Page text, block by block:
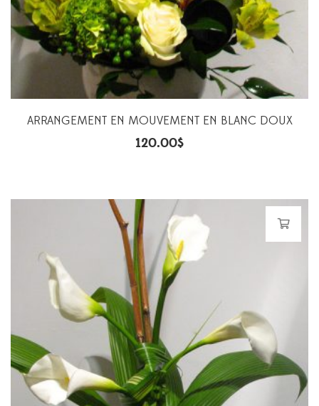
ARRANGEMENT EN MOUVEMENT EN BLANC DOUX
120.00$